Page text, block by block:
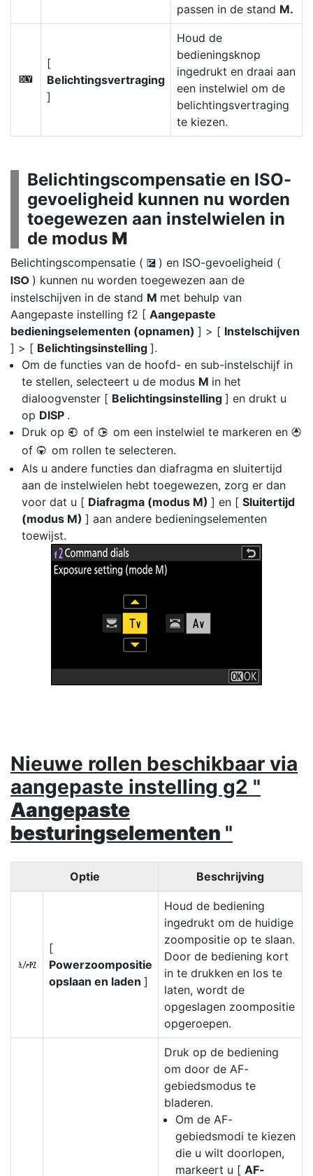
passen in de stand M.
z
[
Belichtingsvertraging
]
Houd de
bedieningsknop
ingedrukt en draai aan
een instelwiel om de
belichtingsvertraging
te kiezen.
Belichtingscompensatie en ISO-
gevoeligheid kunnen nu worden
toegewezen aan instelwielen in
de modus M
Belichtingscompensatie ( E ) en ISO-gevoeligheid (
S ) kunnen nu worden toegewezen aan de
instelschijven in de stand M met behulp van
Aangepaste instelling f2 [ Aangepaste
bedieningselementen (opnamen) ] > [ Instelschijven
] > [ Belichtingsinstelling ].
Om de functies van de hoofd- en sub-instelschijf in
te stellen, selecteert u de modus M in het
dialoogvenster [ Belichtingsinstelling ] en drukt u
op DISP .
Druk op 4 of 2 om een instelwiel te markeren en 1
of 3 om rollen te selecteren.
Als u andere functies dan diafragma en sluitertijd
aan de instelwielen hebt toegewezen, zorg er dan
voor dat u [ Diafragma (modus M) ] en [ Sluitertijd
(modus M) ] aan andere bedieningselementen
toewijst.
Nieuwe rollen beschikbaar via
aangepaste instelling g2 "
Aangepaste
besturingselementen "
Optie Beschrijving
k
[
Powerzoompositie
opslaan en laden ]
Houd de bediening
ingedrukt om de huidige
zoompositie op te slaan.
Door de bediening kort
in te drukken en los te
laten, wordt de
opgeslagen zoompositie
opgeroepen.
Druk op de bediening
om door de AF-
gebiedsmodus te
bladeren.
Om de AF-
gebiedsmodi te kiezen
die u wilt doorlopen,
markeert u [ AF-